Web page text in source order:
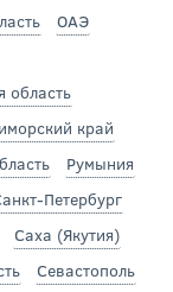
ОАЭ
область
край
Румыния
Петербург
Саха (Якутия)
Севастополь